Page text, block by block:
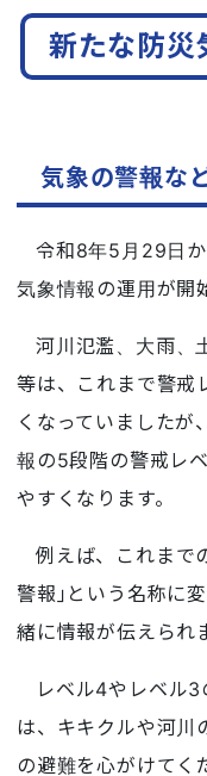
行政
新たな防災
気象の警報な
令和8年5月29日
気象情報の運用が開
河川氾濫、大雨、
等は、これまで警戒
くなっていましたが
報の5段階の警戒レ
やすくなります。
例えば、これまで
警報｣という名称に
緒に情報が伝えられ
レベル4やレベル
は、キキクルや河川
の避難を心がけてく